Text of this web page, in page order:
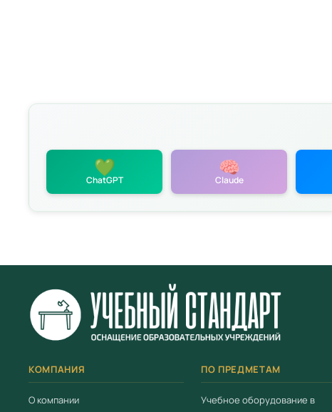
💚
ChatGPT
🧠
Claude
КОМПАНИЯ
О компании
ПО ПРЕДМЕТАМ
Учебное оборудование в